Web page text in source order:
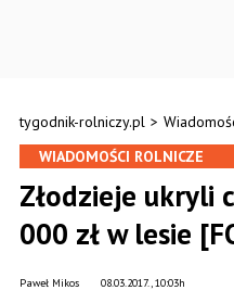
tygodnik-rolniczy.pl >
WIADOMOŚCI ROLNICZE
Złodzieje ukryli
000 zł w lesie
08.03.2017., 10:03h
Paweł Mikos